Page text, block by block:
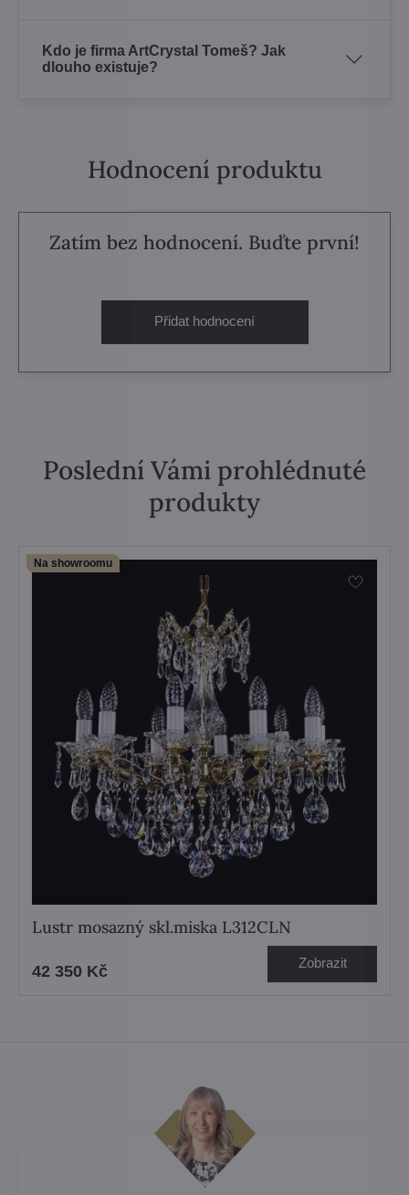
Kdo je firma ArtCrystal Tomeš? Jak
dlouho existuje?
Hodnocení produktu
Zatím bez hodnocení. Buďte první!
Přidat hodnocení
Poslední Vámi prohlédnuté
produkty
Na showroomu
Lustr mosazný skl.miska L312CLN
42 350 Kč Zobrazit